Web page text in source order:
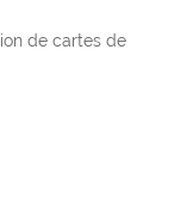
de cartes de